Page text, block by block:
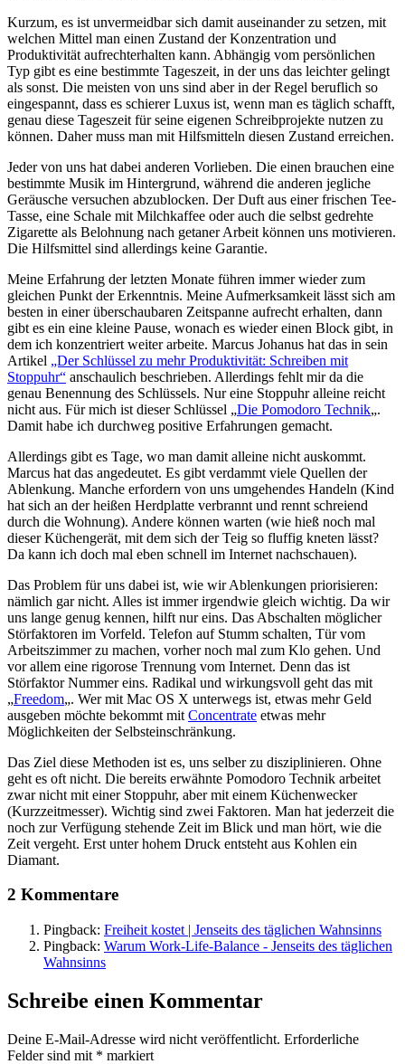
Kurzum, es ist unvermeidbar sich damit auseinander zu setzen, mit
welchen Mittel man einen Zustand der Konzentration und
Produktivität aufrechterhalten kann. Abhängig vom persönlichen
Typ gibt es eine bestimmte Tageszeit, in der uns das leichter gelingt
als sonst. Die meisten von uns sind aber in der Regel beruflich so
eingespannt, dass es schierer Luxus ist, wenn man es täglich schafft,
genau diese Tageszeit für seine eigenen Schreibprojekte nutzen zu
können. Daher muss man mit Hilfsmitteln diesen Zustand erreichen.
Jeder von uns hat dabei anderen Vorlieben. Die einen brauchen eine
bestimmte Musik im Hintergrund, während die anderen jegliche
Geräusche versuchen abzublocken. Der Duft aus einer frischen Tee-
Tasse, eine Schale mit Milchkaffee oder auch die selbst gedrehte
Zigarette als Belohnung nach getaner Arbeit können uns motivieren.
Die Hilfsmittel sind allerdings keine Garantie.
Meine Erfahrung der letzten Monate führen immer wieder zum
gleichen Punkt der Erkenntnis. Meine Aufmerksamkeit lässt sich am
besten in einer überschaubaren Zeitspanne aufrecht erhalten, dann
gibt es ein eine kleine Pause, wonach es wieder einen Block gibt, in
dem ich konzentriert weiter arbeite. Marcus Johanus hat das in sein
Artikel „Der Schlüssel zu mehr Produktivität: Schreiben mit
Stoppuhr“ anschaulich beschrieben. Allerdings fehlt mir da die
genau Benennung des Schlüssels. Nur eine Stoppuhr alleine reicht
nicht aus. Für mich ist dieser Schlüssel „Die Pomodoro Technik„.
Damit habe ich durchweg positive Erfahrungen gemacht.
Allerdings gibt es Tage, wo man damit alleine nicht auskommt.
Marcus hat das angedeutet. Es gibt verdammt viele Quellen der
Ablenkung. Manche erfordern von uns umgehendes Handeln (Kind
hat sich an der heißen Herdplatte verbrannt und rennt schreiend
durch die Wohnung). Andere können warten (wie hieß noch mal
dieser Küchengerät, mit dem sich der Teig so fluffig kneten lässt?
Da kann ich doch mal eben schnell im Internet nachschauen).
Das Problem für uns dabei ist, wie wir Ablenkungen priorisieren:
nämlich gar nicht. Alles ist immer irgendwie gleich wichtig. Da wir
uns lange genug kennen, hilft nur eins. Das Abschalten möglicher
Störfaktoren im Vorfeld. Telefon auf Stumm schalten, Tür vom
Arbeitszimmer zu machen, vorher noch mal zum Klo gehen. Und
vor allem eine rigorose Trennung vom Internet. Denn das ist
Störfaktor Nummer eins. Radikal und wirkungsvoll geht das mit
„Freedom„. Wer mit Mac OS X unterwegs ist, etwas mehr Geld
ausgeben möchte bekommt mit Concentrate etwas mehr
Möglichkeiten der Selbsteinschränkung.
Das Ziel diese Methoden ist es, uns selber zu disziplinieren. Ohne
geht es oft nicht. Die bereits erwähnte Pomodoro Technik arbeitet
zwar nicht mit einer Stoppuhr, aber mit einem Küchenwecker
(Kurzzeitmesser). Wichtig sind zwei Faktoren. Man hat jederzeit die
noch zur Verfügung stehende Zeit im Blick und man hört, wie die
Zeit vergeht. Erst unter hohem Druck entsteht aus Kohlen ein
Diamant.
2 Kommentare
Pingback: Freiheit kostet | Jenseits des täglichen Wahnsinns
Pingback: Warum Work-Life-Balance - Jenseits des täglichen
Wahnsinns
Schreibe einen Kommentar
Deine E-Mail-Adresse wird nicht veröffentlicht. Erforderliche
Felder sind mit * markiert